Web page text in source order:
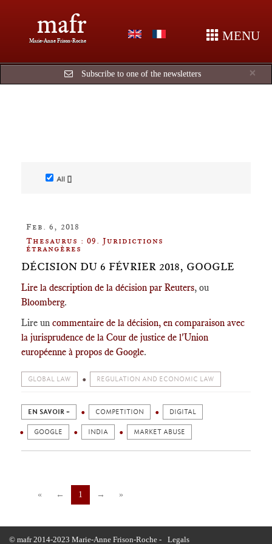
mafr
Marie-Anne Frison-Roche MENU
×
Subscribe to one of the newsletters
All []
Feb. 6, 2018
Thesaurus : 09. Juridictions
étrangères
DÉCISION DU 6 FÉVRIER 2018, GOOGLE
Lire la description de la décision par Reuters, ou
Bloomberg.
Lire un commentaire de la décision, en comparaison avec
la jurisprudence de la Cour de justice de l'Union
européenne à propos de Google.
GLOBAL LAW REGULATION AND ECONOMIC LAW
EN SAVOIR + COMPETITION DIGITAL
GOOGLE INDIA MARKET ABUSE
« ← 1 → »
© mafr 2014-2023 Marie-Anne Frison-Roche - Legals